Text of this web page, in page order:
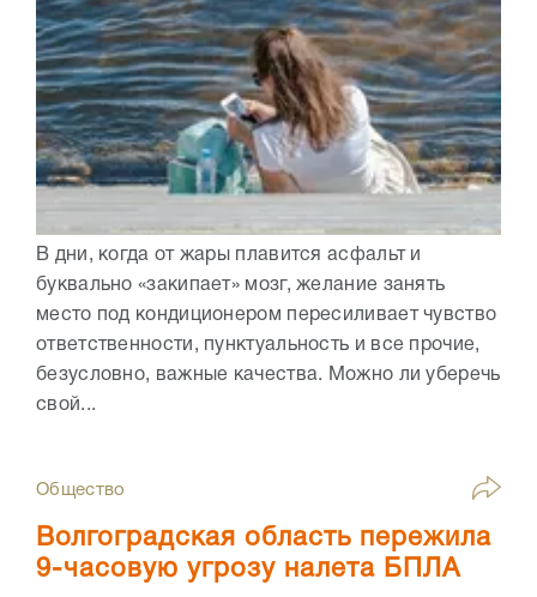
В дни, когда от жары плавится асфальт и
буквально «закипает» мозг, желание занять
место под кондиционером пересиливает чувство
ответственности, пунктуальность и все прочие,
безусловно, важные качества. Можно ли уберечь
свой...
Общество
Волгоградская область пережила
9-часовую угрозу налета БПЛА